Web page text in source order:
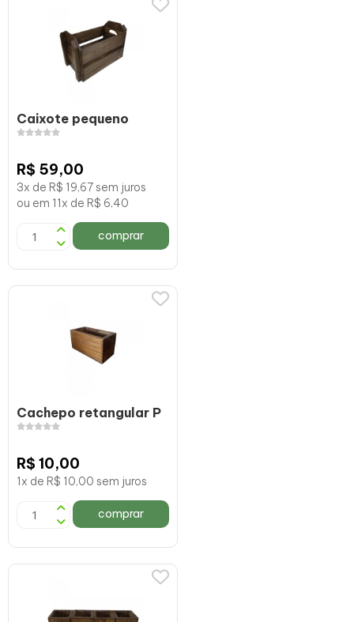
Caixote pequeno
R$ 59,00
3x de R$ 19,67 sem juros
ou em 11x de R$ 6,40
comprar
Cachepo retangular P
R$ 10,00
1x de R$ 10,00 sem juros
comprar